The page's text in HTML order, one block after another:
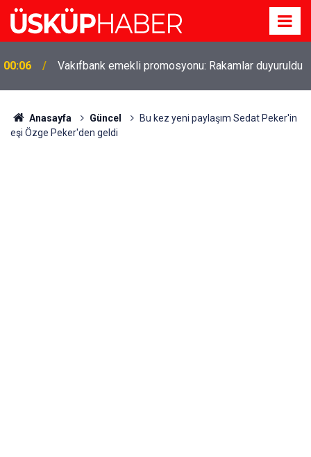
19:21
Gözde oldu! Hem köy hem mahalle hayatı iç içe!
İzmir'deki doğal semt
Anasayfa Güncel
Bu kez yeni paylaşım Sedat Peker'in
eşi Özge Peker'den geldi